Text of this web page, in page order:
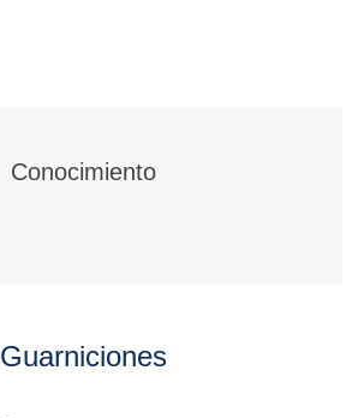
Conocimiento
Guarniciones